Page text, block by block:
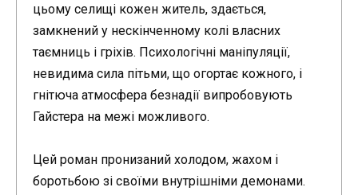
цьому селищі кожен житель, здається,
замкнений у нескінченному колі власних
таємниць і гріхів. Психологічні маніпуляції,
невидима сила пітьми, що огортає кожного, і
гнітюча атмосфера безнадії випробовують
Гайстера на межі можливого.
Цей роман пронизаний холодом, жахом і
боротьбою зі своїми внутрішніми демонами.